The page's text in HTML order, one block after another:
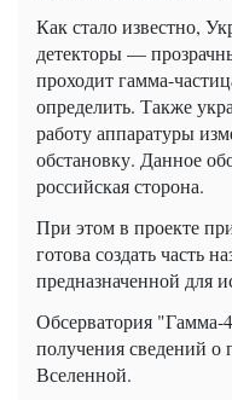
Как стало известно,
детекторы —
проходит гамма-
определить. Также
работу аппаратуры
обстановку. Данное
российская сторона.
При этом в проекте
готова создать часть
предназначенной для
Обсерватория "Гамма-
получения сведений о
Вселенной.